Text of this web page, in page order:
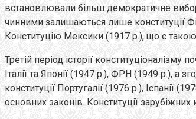
встановлювали більш демократичне
чинними залишаються лише конституції
Конституцію Мексики (1917 p.), що є такою
Третій період історії конституціоналізму
Італії та Японії (1947 р.), ФРН (1949 р.), а
конституції Португалії (1976 p.), Іспанії
основних законів. Конституції зарубіжних